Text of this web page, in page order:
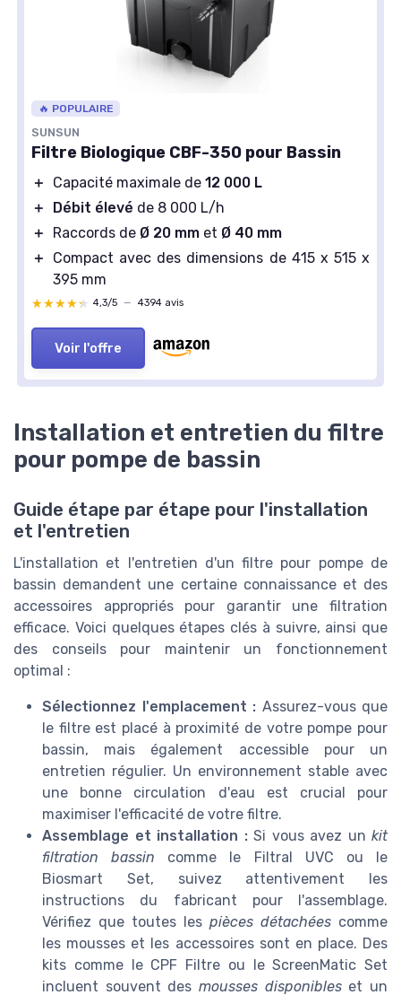
🔥 POPULAIRE
SUNSUN
Filtre Biologique CBF-350 pour Bassin
＋ Capacité maximale de 12 000 L
＋
Débit élevé de 8 000 L/h
＋
Raccords de Ø 20 mm et Ø 40 mm
＋
Compact avec des dimensions de 415 x 515 x
395 mm
★★★★★
★★★★★ 4,3/5 — 4394 avis
Voir l'offre
Installation et entretien du filtre
pour pompe de bassin
Guide étape par étape pour l'installation
et l'entretien
L'installation et l'entretien d'un filtre pour pompe de
bassin demandent une certaine connaissance et des
accessoires appropriés pour garantir une filtration
efficace. Voici quelques étapes clés à suivre, ainsi que
des conseils pour maintenir un fonctionnement
optimal :
Sélectionnez l'emplacement : Assurez-vous que
le filtre est placé à proximité de votre pompe pour
bassin, mais également accessible pour un
entretien régulier. Un environnement stable avec
une bonne circulation d'eau est crucial pour
maximiser l'efficacité de votre filtre.
Assemblage et installation :Si vous avez un kit
filtration bassin comme le Filtral UVC ou le
Biosmart Set, suivez attentivement les
instructions du fabricant pour l'assemblage.
Vérifiez que toutes les pièces détachées comme
les mousses et les accessoires sont en place. Des
kits comme le CPF Filtre ou le ScreenMatic Set
incluent souvent des mousses disponibleset un